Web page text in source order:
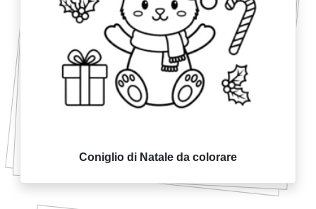
Coniglio di Natale da colorare